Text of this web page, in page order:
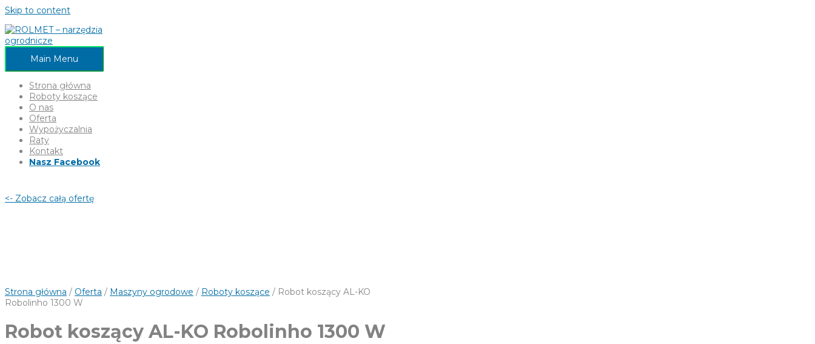
Skip to content
Main Menu
Strona główna
Roboty koszące
O nas
Oferta
Wypożyczalnia
Raty
Kontakt
Nasz Facebook
<- Zobacz całą ofertę
Strona główna / Oferta / Maszyny ogrodowe / Roboty koszące / Robot koszący AL-KO
Robolinho 1300 W
Robot koszący AL-KO Robolinho 1300 W